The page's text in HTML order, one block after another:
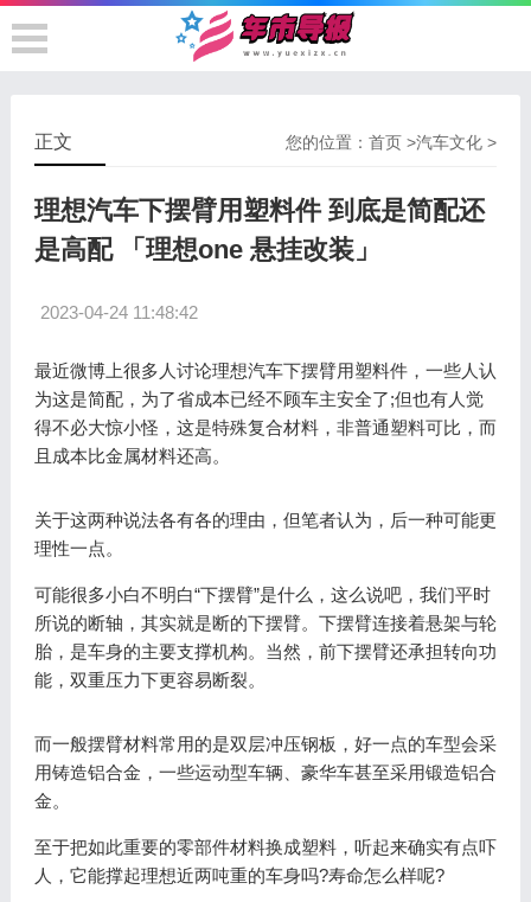
您的位置：首页 >汽车文化 >
正文
理想汽车下摆臂用塑料件 到底是简配还
是高配 「理想one 悬挂改装」
2023-04-24 11:48:42
最近微博上很多人讨论理想汽车下摆臂用塑料件，一些人认
为这是简配，为了省成本已经不顾车主安全了;但也有人觉
得不必大惊小怪，这是特殊复合材料，非普通塑料可比，而
且成本比金属材料还高。
关于这两种说法各有各的理由，但笔者认为，后一种可能更
理性一点。
可能很多小白不明白“下摆臂”是什么，这么说吧，我们平时
所说的断轴，其实就是断的下摆臂。下摆臂连接着悬架与轮
胎，是车身的主要支撑机构。当然，前下摆臂还承担转向功
能，双重压力下更容易断裂。
而一般摆臂材料常用的是双层冲压钢板，好一点的车型会采
用铸造铝合金，一些运动型车辆、豪华车甚至采用锻造铝合
金。
至于把如此重要的零部件材料换成塑料，听起来确实有点吓
人，它能撑起理想近两吨重的车身吗?寿命怎么样呢?